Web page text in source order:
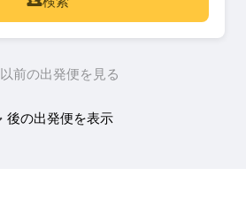
以前の出発便を見る
後の出発便を表示